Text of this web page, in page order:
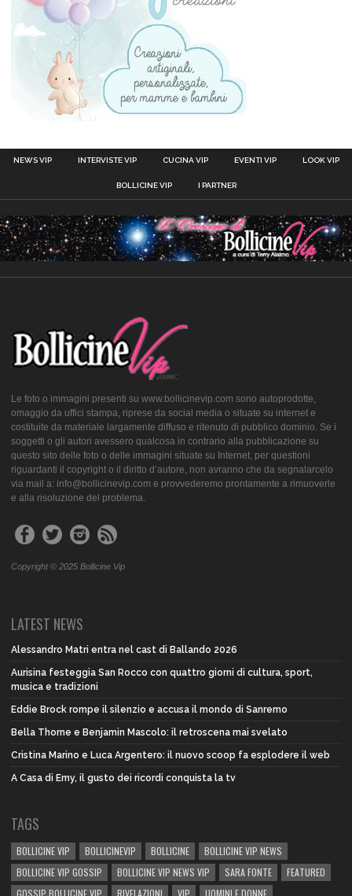
NEWS VIP INTERVISTE VIP CUCINA VIP EVENTI VIP LOOK VIP
BOLLICINE VIP I PARTNER
Le foto o immagini presenti su www.bollicinevip.com sono autoprodotte,
omaggio da uffici stampa, riprese da social media o situate su internet e
costituite da materiale largamente diffuso e ritenuto di pubblico dominio. Se i
soggetti o gli autori avessero qualcosa in contrario alla pubblicazione su
questo sito delle foto o delle immagini situate su Internet, per questioni
riguardanti il copyright o il diritto d’autore, non avranno che da segnalarcelo
via mail a: info@bollicinevip.com e provvederemo prontamente a rimuoverle
e alla risoluzione del problema.
Copyright © 2025 Bollicine Vip
LATEST NEWS
Alessandro Matri entra nel cast di Ballando 2026
Aurisina festeggia San Rocco con quattro giorni di cultura, sport,
musica e tradizioni
Eddie Brock rompe il silenzio e accusa il mondo di Sanremo
Bella Thorne e Benjamin Mascolo: il retroscena mai svelato
Cristina Marino e Luca Argentero: il nuovo scoop fa esplodere il web
A Casa di Emy, il gusto dei ricordi conquista la tv
TAGS
BOLLICINE VIP BOLLICINEVIP BOLLICINE
BOLLICINE VIP NEWS
BOLLICINE VIP GOSSIP
BOLLICINE VIP NEWS VIP SARA FONTE
FEATURED
GOSSIP BOLLICINE VIP
RIVELAZIONI VIP UOMINI E DONNE